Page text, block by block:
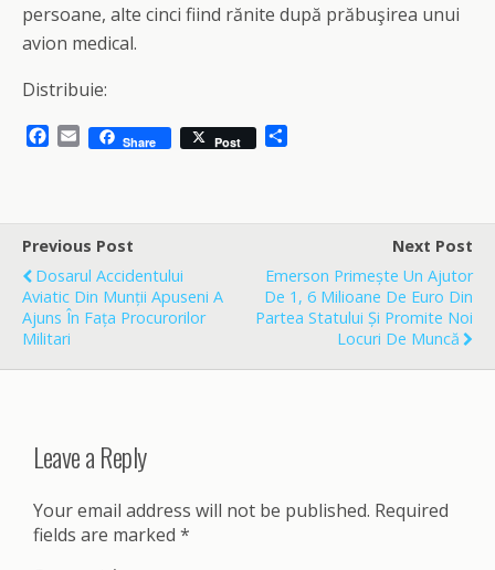
persoane, alte cinci fiind rănite după prăbuşirea unui
avion medical.
Distribuie:
b
o
o
k
E
l
Share Post
e
Previous Post
Dosarul Accidentului
Aviatic Din Munții Apuseni A
Ajuns În Fața Procurorilor
Militari
Next Post
Emerson Primește Un Ajutor
De 1, 6 Milioane De Euro Din
Partea Statului Și Promite Noi
Locuri De Muncă
Leave a Reply
Your email address will not be published. Required
fields are marked *